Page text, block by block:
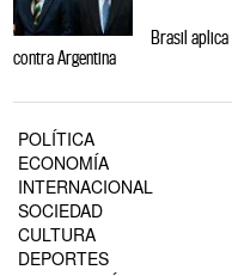
Brasil aplica
contra Argentina
POLÍTICA
ECONOMÍA
INTERNACIONAL
SOCIEDAD
CULTURA
DEPORTES